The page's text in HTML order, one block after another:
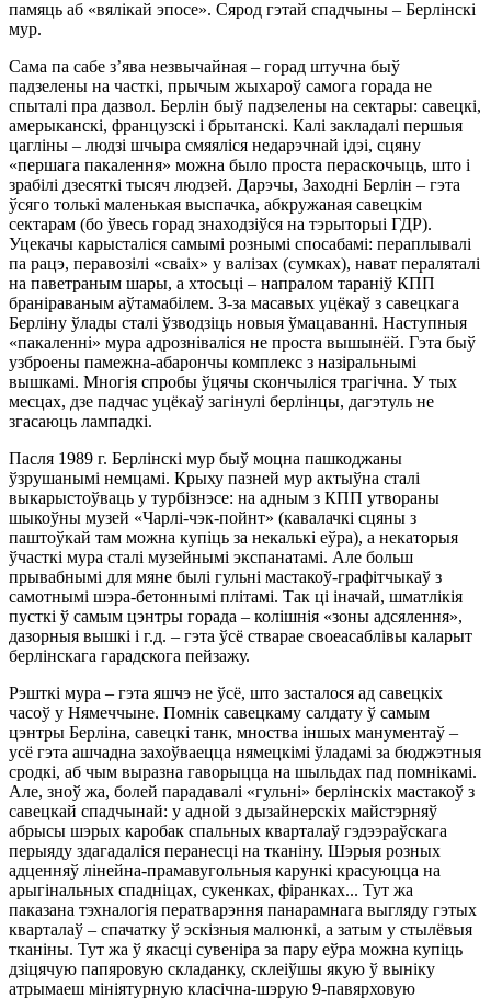
памяць аб «вялікай эпосе». Сярод гэтай спадчыны – Берлінскі
мур.
Сама па сабе з’ява незвычайная – горад штучна быў
падзелены на часткі, прычым жыхароў самога горада не
спыталі пра дазвол. Берлін быў падзелены на сектары: савецкі,
амерыканскі, французскі і брытанскі. Калі закладалі першыя
цагліны – людзі шчыра смяяліся недарэчнай ідэі, сцяну
«першага пакалення» можна было проста пераскочыць, што і
зрабілі дзесяткі тысяч людзей. Дарэчы, Заходні Берлін – гэта
ўсяго толькі маленькая выспачка, абкружаная савецкім
сектарам (бо ўвесь горад знаходзіўся на тэрыторыі ГДР).
Уцекачы карысталіся самымі рознымі спосабамі: пераплывалі
па рацэ, перавозілі «сваіх» у валізах (сумках), нават пераляталі
на паветраным шары, а хтосьці – напралом тараніў КПП
браніраваным аўтамабілем. З-за масавых уцёкаў з савецкага
Берліну ўлады сталі ўзводзіць новыя ўмацаванні. Наступныя
«пакаленні» мура адрозніваліся не проста вышынёй. Гэта быў
узброены памежна-абарончы комплекс з назіральнымі
вышкамі. Многія спробы ўцячы скончыліся трагічна. У тых
месцах, дзе падчас уцёкаў загінулі берлінцы, дагэтуль не
згасаюць лампадкі.
Пасля 1989 г. Берлінскі мур быў моцна пашкоджаны
ўзрушанымі немцамі. Крыху пазней мур актыўна сталі
выкарыстоўваць у турбізнэсе: на адным з КПП утвораны
шыкоўны музей «Чарлі-чэк-пойнт» (кавалачкі сцяны з
паштоўкай там можна купіць за некалькі еўра), а некаторыя
ўчасткі мура сталі музейнымі экспанатамі. Але больш
прывабнымі для мяне былі гульні мастакоў-графітчыкаў з
самотнымі шэра-бетоннымі плітамі. Так ці іначай, шматлікія
пусткі ў самым цэнтры горада – колішнія «зоны адсялення»,
дазорныя вышкі і г.д. – гэта ўсё стварае своеасаблівы каларыт
берлінскага гарадскога пейзажу.
Рэшткі мура – гэта яшчэ не ўсё, што засталося ад савецкіх
часоў у Нямеччыне. Помнік савецкаму салдату ў самым
цэнтры Берліна, савецкі танк, мноства іншых манументаў –
усё гэта ашчадна захоўваецца нямецкімі ўладамі за бюджэтныя
сродкі, аб чым выразна гаворыцца на шыльдах пад помнікамі.
Але, зноў жа, болей парадавалі «гульні» берлінскіх мастакоў з
савецкай спадчынай: у адной з дызайнерскіх майстэрняў
абрысы шэрых каробак спальных кварталаў гэдээраўскага
перыяду здагадаліся перанесці на тканіну. Шэрыя розных
адценняў лінейна-прамавугольныя карункі красуюцца на
арыгінальных спадніцах, сукенках, фіранках... Тут жа
паказана тэхналогія ператварэння панарамнага выгляду гэтых
кварталаў – спачатку ў эскізныя малюнкі, а затым у стылёвыя
тканіны. Тут жа ў якасці сувеніра за пару еўра можна купіць
дзіцячую папяровую складанку, склеіўшы якую ў выніку
атрымаеш мініятурную класічна-шэрую 9-павярховую